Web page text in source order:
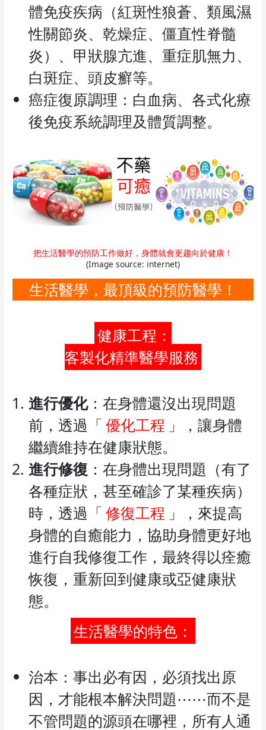
體免疫疾病（紅斑性狼蒼、類風濕
性關節炎、乾燥症、僵直性脊髓
炎）、甲狀腺亢進、重症肌無力、
白斑症、頭皮癬等。
癌症復原調理：白血病、各式化療
後免疫系統調理及體質調整。
把生活醫學的預防工作做好，身體就會更趨向於健康！
(Image source: internet)
生活醫學，最頂級的預防醫學！
健康工程：
客製化精準醫學服務
進行優化：在身體還沒出現問題
前，透過「 優化工程 」，讓身體
繼續維持在健康狀態。
進行修復 ：在身體出現問題（有了
各種症狀，甚至確診了某種疾病）
時，透過「 修復工程 」，來提高
身體的自癒能力，協助身體更好地
進行自我修復工作，最終得以痊癒
恢復，重新回到健康或亞健康狀
態。
生活醫學的特色：
治本：事出必有因，必須找出原
因，才能根本解決問題⋯⋯而不是
不管問題的源頭在哪裡，所有人通